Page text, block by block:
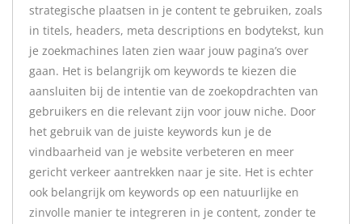
strategische plaatsen in je content te gebruiken, zoals
in titels, headers, meta descriptions en bodytekst, kun
je zoekmachines laten zien waar jouw pagina’s over
gaan. Het is belangrijk om keywords te kiezen die
aansluiten bij de intentie van de zoekopdrachten van
gebruikers en die relevant zijn voor jouw niche. Door
het gebruik van de juiste keywords kun je de
vindbaarheid van je website verbeteren en meer
gericht verkeer aantrekken naar je site. Het is echter
ook belangrijk om keywords op een natuurlijke en
zinvolle manier te integreren in je content, zonder te